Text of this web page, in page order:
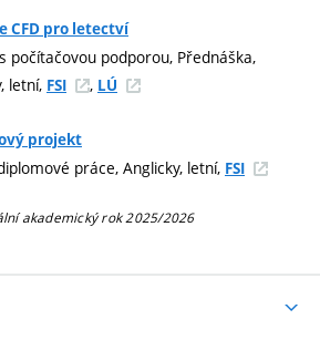
CFD pro letectví
počítačovou podporou, Přednáška,
letní, FSI , LÚ
projekt
práce, Anglicky, letní, FSI
akademický rok 2025/2026